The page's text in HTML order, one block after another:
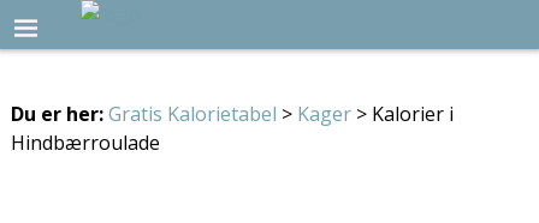
Du er her:Gratis Kalorietabel > Kager> Kalorier i
Hindbærroulade